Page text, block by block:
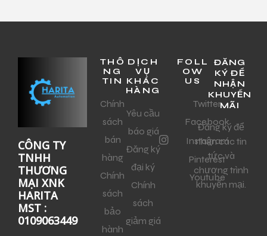
CÔNG TY
TNHH
THƯƠNG
MẠI XNK
HARITA
MST :
0109063449
THÔ
NG
TIN
Chính
sách
bán
hàng
Chính
sách
bảo
hành
DỊCH
VỤ
KHÁC
HÀNG
Yêu cầu
báo giá
Đăng ký
đại ký
Chính
sách
giảm giá
FOLL
OW
US
Twitter
Facebook
Instagram
Pinterest
Youtube
ĐĂNG
KÝ ĐỂ
NHẬN
KHUYẾN
MÃI
Đăng ký để
nhận các tin
tức và
chương trình
khuyến mại.